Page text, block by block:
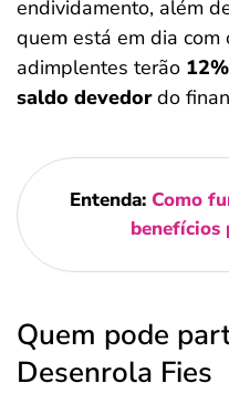
endividamento, além
quem está em dia
adimplentes terão
saldo devedordo
Entenda: Como
benefícios
Quem pode
Desenrola Fies